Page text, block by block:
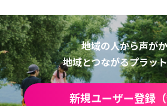
地域の人から声が
地域とつながるプラッ
新規ユーザー登録（